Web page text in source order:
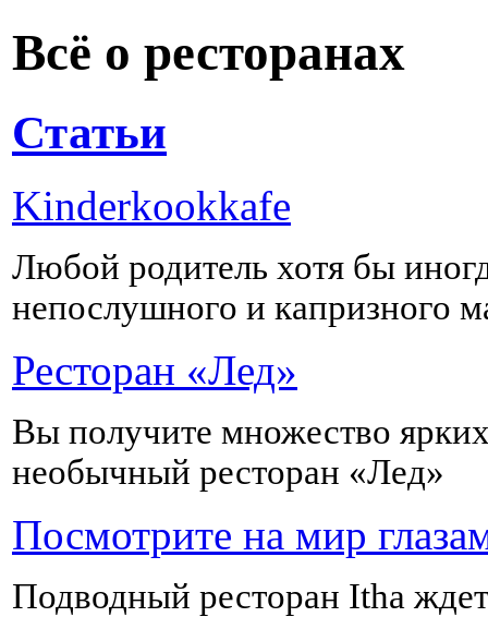
Всё о ресторанах
Статьи
Kinderkookkafe
Любой родитель хотя бы
непослушного и капризного
Ресторан «Лед»
Вы получите множество
необычный ресторан «Лед»
Посмотрите на мир
Подводный ресторан Itha